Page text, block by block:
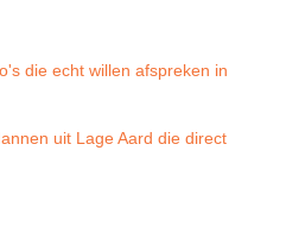
die echt willen afspreken in
uit Lage Aard die direct